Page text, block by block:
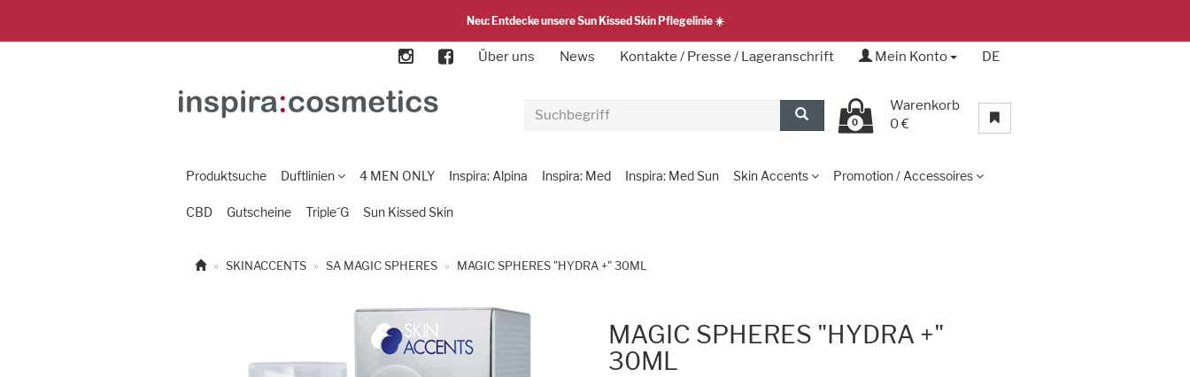
Neu: Entdecke unsere Sun Kissed Skin Pflegelinie ☀️
Über uns News Kontakte / Presse / Lageranschrift Mein Konto DE
0
Warenkorb
0 €
Produktsuche Duftlinien 4 MEN ONLY Inspira: Alpina Inspira: Med Inspira: Med Sun Skin Accents Promotion / Accessoires
CBD Gutscheine Triple´G Sun Kissed Skin
SKINACCENTS SA MAGIC SPHERES MAGIC SPHERES "HYDRA +" 30ML
MAGIC SPHERES "HYDRA +"
30ML